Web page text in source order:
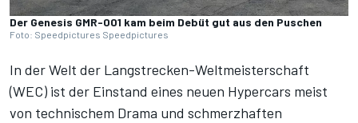
Der Genesis GMR-001 kam beim Debüt gut aus den Puschen
Foto: Speedpictures Speedpictures
In der Welt der Langstrecken-Weltmeisterschaft
(WEC) ist der Einstand eines neuen Hypercars meist
von technischem Drama und schmerzhaften